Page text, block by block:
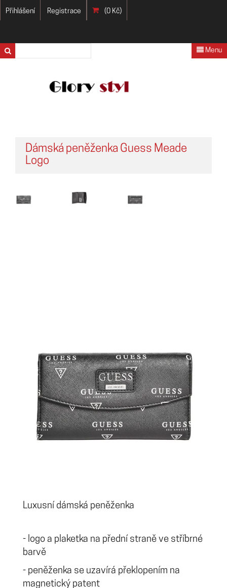
Přihlášení Registrace (0 Kč)
Menu
Dámská peněženka Guess Meade
Logo
Luxusní dámská peněženka
- logo a plaketka na přední straně ve stříbrné
barvě
- peněženka se uzavírá překlopením na
magnetický patent